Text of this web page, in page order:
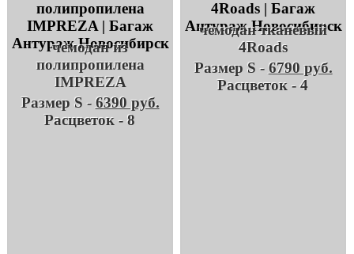
чемодан из
полипропилена
IMPREZA
Размер S - 6390 руб.
Расцветок - 8
чемодан тканевый
4Roads
Размер S - 6790 руб.
Расцветок - 4